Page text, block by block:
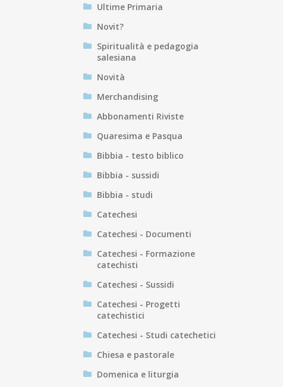
Ultime Primaria
Novit?
Spiritualità e pedagogia
salesiana
Novità
Merchandising
Abbonamenti Riviste
Quaresima e Pasqua
Bibbia - testo biblico
Bibbia - sussidi
Bibbia - studi
Catechesi
Catechesi - Documenti
Catechesi - Formazione
catechisti
Catechesi - Sussidi
Catechesi - Progetti
catechistici
Catechesi - Studi catechetici
Chiesa e pastorale
Domenica e liturgia